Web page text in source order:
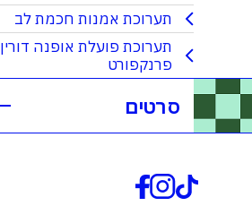
תערוכת אמנות חכמת לב
תערוכת פועלת אופנה דורין
פרנקפורט
סרטים